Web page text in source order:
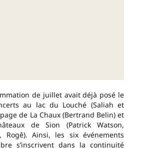
de juillet avait déjà posé le
au lac du Louché (Saliah et
de La Chaux (Bertrand Belin) et
de Sion (Patrick Watson,
Rogê). Ainsi, les six événements
s’inscrivent dans la continuité